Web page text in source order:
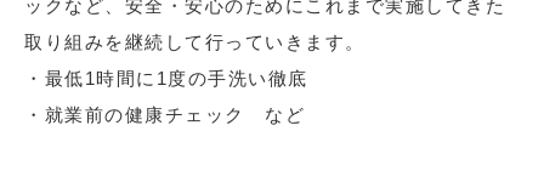
ックなど、安全・安心のためにこれまで実施してきた
取り組みを継続して行っていきます。
・最低1時間に1度の手洗い徹底
・就業前の健康チェック など